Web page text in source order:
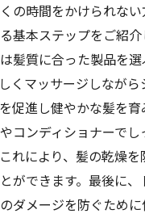
の時間をかけられない
基本ステップをご紹
髪質に合った製品を
くマッサージしなが
促進し健やかな髪を
コンディショナーで
れにより、髪の乾燥
ができます。最後に
ダメージを防ぐため